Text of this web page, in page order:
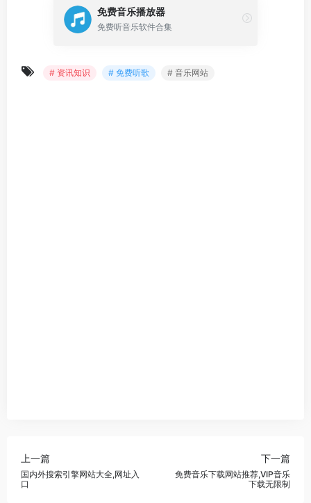
免费音乐播放器
免费听音乐软件合集
# 资讯知识 # 免费听歌 # 音乐网站
上一篇
国内外搜索引擎网站大全,网址入
口
下一篇
免费音乐下载网站推荐,VIP音乐
下载无限制